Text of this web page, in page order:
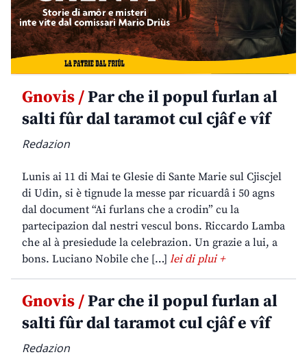
Gnovis /Par che il popul furlan al
salti fûr dal taramot cul cjâf e vîf
Redazion
Lunis ai 11 di Mai te Glesie di Sante Marie sul Cjiscjel
di Udin, si è tignude la messe par ricuardâ i 50 agns
dal document “Ai furlans che a crodin” cu la
partecipazion dal nestri vescul bons. Riccardo Lamba
che al à presiedude la celebrazion. Un grazie a lui, a
bons. Luciano Nobile che […] lei di plui +
Gnovis /Par che il popul furlan al
salti fûr dal taramot cul cjâf e vîf
Redazion